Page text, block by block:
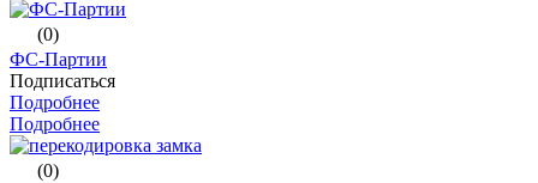
(0)
ФС-Партии
Подписаться
Подробнее
Подробнее
(0)